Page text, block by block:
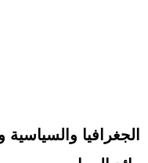
الجغرافيا والسياسية